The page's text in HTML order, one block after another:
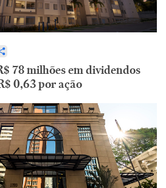
78 milhões em dividendos
0,63 por ação